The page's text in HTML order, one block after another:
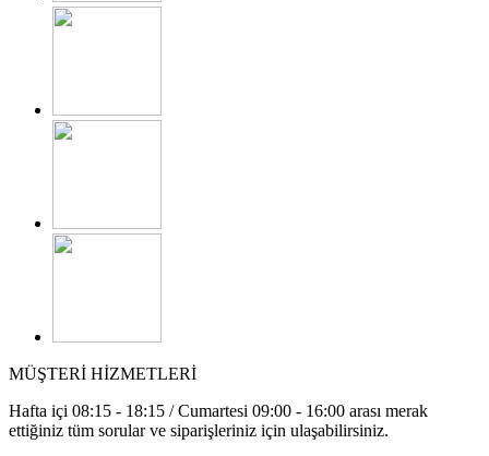
MÜŞTERİ HİZMETLERİ
Hafta içi 08:15 - 18:15 / Cumartesi 09:00 - 16:00 arası merak
ettiğiniz tüm sorular ve siparişleriniz için ulaşabilirsiniz.